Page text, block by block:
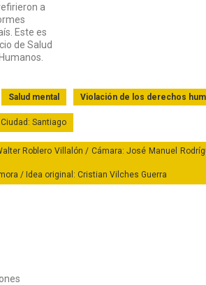
a
Este es
de Salud
Salud mental Violación de los derechos
Ciudad: Santiago
Roblero Villalón / Cámara: José Manuel
/ Idea original: Cristian Vilches Guerra